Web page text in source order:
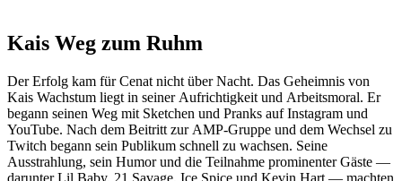
Kais Weg zum Ruhm
Der Erfolg kam für Cenat nicht über Nacht. Das Geheimnis von
Kais Wachstum liegt in seiner Aufrichtigkeit und Arbeitsmoral. Er
begann seinen Weg mit Sketchen und Pranks auf Instagram und
YouTube. Nach dem Beitritt zur AMP-Gruppe und dem Wechsel zu
Twitch begann sein Publikum schnell zu wachsen. Seine
Ausstrahlung, sein Humor und die Teilnahme prominenter Gäste —
darunter Lil Baby, 21 Savage, Ice Spice und Kevin Hart — machten